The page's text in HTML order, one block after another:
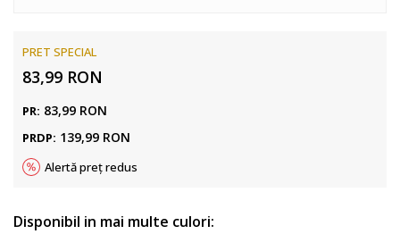
PRET SPECIAL
83,99 RON
PR: 83,99 RON
PRDP: 139,99 RON
Alertă preț redus
Disponibil in mai multe culori: